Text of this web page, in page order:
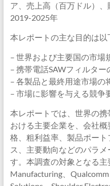
ア、売上高（百万ドル）、
2019-2025年
本レポートの主な目的は以
– 世界および主要国の市場
– 携帯電話SAWフィルタ
– 各製品と最終用途市場の
– 市場に影響を与える競争
本レポートでは、世界の
おける主要企業を、会社
格、粗利益率、製品ポー
ス、主要動向などのパラ
す。本調査の対象となる
Manufacturing、